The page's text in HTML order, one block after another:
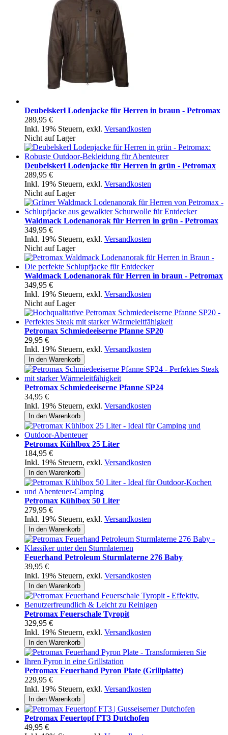
Deubelskerl Lodenjacke für Herren in braun - Petromax
289,95 €
Inkl. 19% Steuern, exkl. Versandkosten
Nicht auf Lager
Deubelskerl Lodenjacke für Herren in grün - Petromax
289,95 €
Inkl. 19% Steuern, exkl. Versandkosten
Nicht auf Lager
Waldmack Lodenanorak für Herren in grün - Petromax
349,95 €
Inkl. 19% Steuern, exkl. Versandkosten
Nicht auf Lager
Waldmack Lodenanorak für Herren in braun - Petromax
349,95 €
Inkl. 19% Steuern, exkl. Versandkosten
Nicht auf Lager
Petromax Schmiedeeiserne Pfanne SP20
29,95 €
Inkl. 19% Steuern, exkl. Versandkosten
In den Warenkorb
Petromax Schmiedeeiserne Pfanne SP24
34,95 €
Inkl. 19% Steuern, exkl. Versandkosten
In den Warenkorb
Petromax Kühlbox 25 Liter
184,95 €
Inkl. 19% Steuern, exkl. Versandkosten
In den Warenkorb
Petromax Kühlbox 50 Liter
279,95 €
Inkl. 19% Steuern, exkl. Versandkosten
In den Warenkorb
Feuerhand Petroleum Sturmlaterne 276 Baby
39,95 €
Inkl. 19% Steuern, exkl. Versandkosten
In den Warenkorb
Petromax Feuerschale Tyropit
329,95 €
Inkl. 19% Steuern, exkl. Versandkosten
In den Warenkorb
Petromax Feuerhand Pyron Plate (Grillplatte)
229,95 €
Inkl. 19% Steuern, exkl. Versandkosten
In den Warenkorb
Petromax Feuertopf FT3 Dutchofen
49,95 €